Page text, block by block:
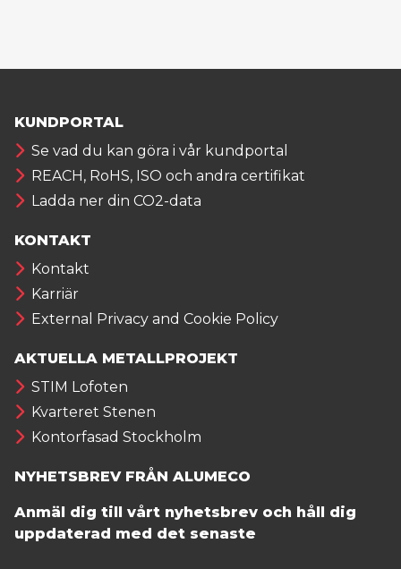
KUNDPORTAL
Se vad du kan göra i vår kundportal
REACH, RoHS, ISO och andra certifikat
Ladda ner din CO2-data
KONTAKT
Kontakt
Karriär
External Privacy and Cookie Policy
AKTUELLA METALLPROJEKT
STIM Lofoten
Kvarteret Stenen
Kontorfasad Stockholm
NYHETSBREV FRÅN ALUMECO
Anmäl dig till vårt nyhetsbrev och håll dig
uppdaterad med det senaste